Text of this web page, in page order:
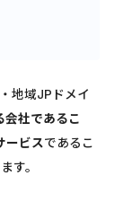
地域JPドメイ
会社であるこ
ービスであるこ
す。